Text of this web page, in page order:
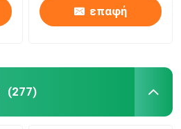
επαφή
(277)